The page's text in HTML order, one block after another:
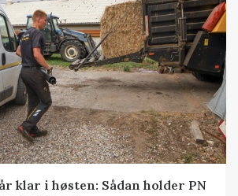
klar i høsten: Sådan holder PN